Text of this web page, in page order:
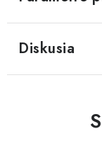
Diskusia